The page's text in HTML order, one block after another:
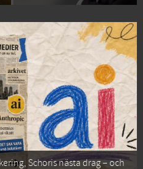
Schoris nästa drag – och